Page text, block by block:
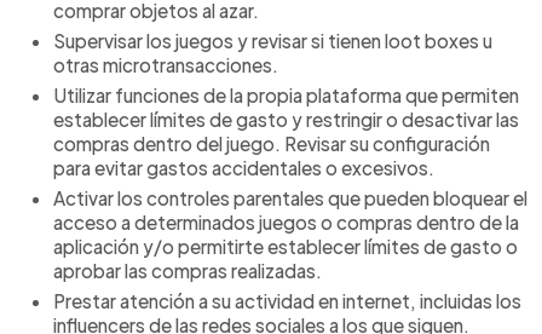
comprar objetos al azar.
Supervisar los juegos y revisar si tienen loot boxes u
otras microtransacciones.
Utilizar funciones de la propia plataforma que permiten
establecer límites de gasto y restringir o desactivar las
compras dentro del juego. Revisar su configuración
para evitar gastos accidentales o excesivos.
Activar los controles parentales que pueden bloquear el
acceso a determinados juegos o compras dentro de la
aplicación y/o permitirte establecer límites de gasto o
aprobar las compras realizadas.
Prestar atención a su actividad en internet, incluidas los
influencers de las redes sociales a los que siguen.